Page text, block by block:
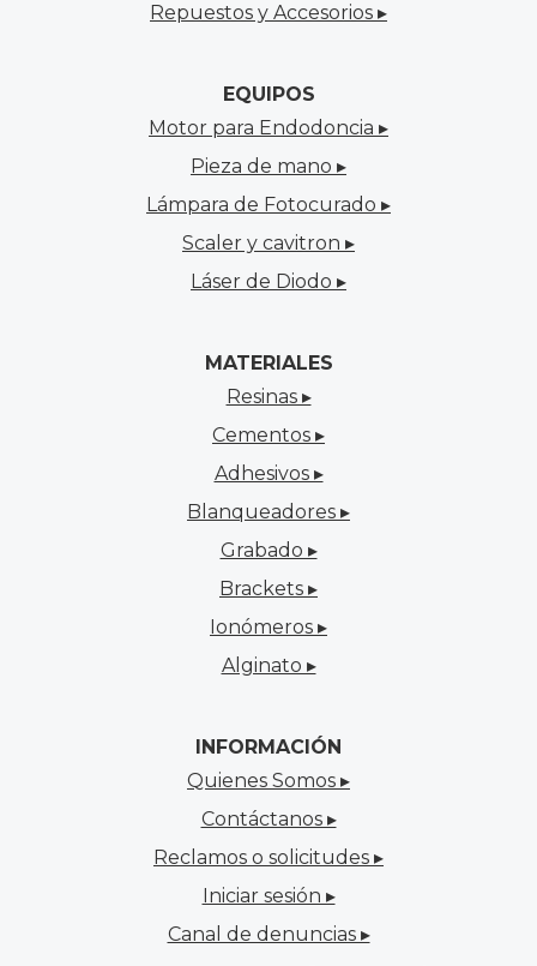
Repuestos y Accesorios ▸
EQUIPOS
Motor para Endodoncia ▸
Pieza de mano ▸
Lámpara de Fotocurado ▸
Scaler y cavitron ▸
Láser de Diodo ▸
MATERIALES
Resinas ▸
Cementos ▸
Adhesivos ▸
Blanqueadores ▸
Grabado ▸
Brackets ▸
Ionómeros ▸
Alginato ▸
INFORMACIÓN
Quienes Somos ▸
Contáctanos ▸
Reclamos o solicitudes ▸
Iniciar sesión ▸
Canal de denuncias ▸